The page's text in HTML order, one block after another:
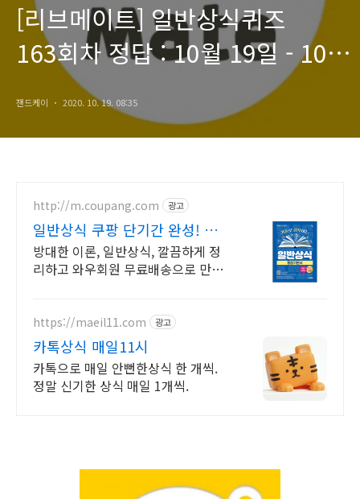
[리브메이트] 일반상식퀴즈
163회차 정답 : 10월 19일 - 10월
잰드케이 2020. 10. 19. 08:35
http://m.coupang.com 광고
일반상식 쿠팡 단기간 완성! 핵
심만 공략
방대한 이론, 일반상식, 깔끔하게 정
리하고 와우회원 무료배송으로 만나
https://maeil11.com 광고
카톡상식 매일11시
카톡으로 매일 안뻔한상식 한 개씩.
정말 신기한 상식 매일 1개씩.